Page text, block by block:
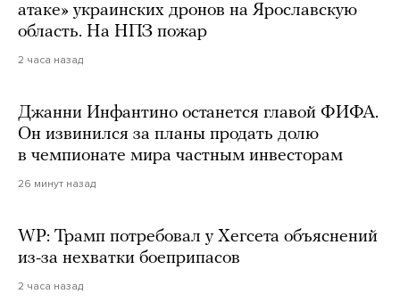
атаке» украинских дронов на Ярославскую
область. На НПЗ пожар
2 часа назад
Джанни Инфантино останется главой ФИФА.
Он извинился за планы продать долю
в чемпионате мира частным инвесторам
26 минут назад
WP: Трамп потребовал у Хегсета объяснений
из-за нехватки боеприпасов
2 часа назад